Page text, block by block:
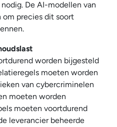
De AI-modellen van
om precies dit soort
worden bijgesteld
moeten worden
van cybercriminelen
moeten worden
moeten voortdurend
leverancier beheerde